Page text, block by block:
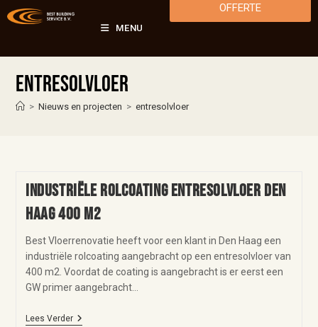
MENU
OFFERTE
entresolvloer
> Nieuws en projecten > entresolvloer
Industriële rolcoating entresolvloer Den
Haag 400 m2
Best Vloerrenovatie heeft voor een klant in Den Haag een
industriële rolcoating aangebracht op een entresolvloer van
400 m2. Voordat de coating is aangebracht is er eerst een
GW primer aangebracht…
Lees Verder